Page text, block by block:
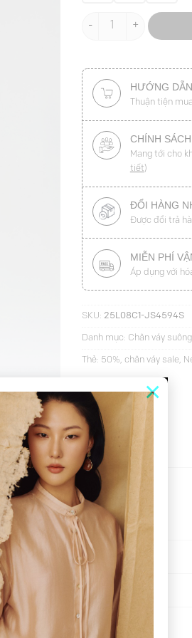
×
Chân váy suông bong
HƯỚNG
Thuận tiện
CHÍNH
Mang tới cho
tiết)
ĐỔI HÀNG
Được đổi trả
MIỄN PHÍ
Áp dụng với
SKU: 25L08C1-JS4594S
Danh mục: Chân váy suông
Thẻ: 50%, chân váy sale,
ĐÁNH GIÁ (13)